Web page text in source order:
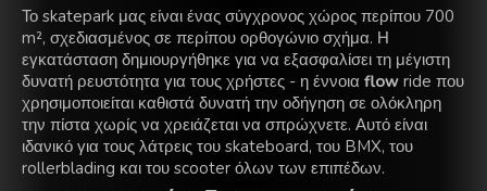
Το skatepark μας είναι ένας σύγχρονος χώρος περίπου 700
m², σχεδιασμένος σε περίπου ορθογώνιο σχήμα. Η
εγκατάσταση δημιουργήθηκε για να εξασφαλίσει τη μέγιστη
δυνατή ρευστότητα για τους χρήστες - η έννοια flow ride που
χρησιμοποιείται καθιστά δυνατή την οδήγηση σε ολόκληρη
την πίστα χωρίς να χρειάζεται να σπρώχνετε. Αυτό είναι
ιδανικό για τους λάτρεις του skateboard, του BMX, του
rollerblading και του scooter όλων των επιπέδων.